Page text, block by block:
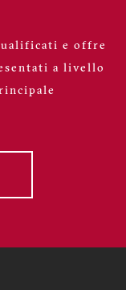
e offre
a livello